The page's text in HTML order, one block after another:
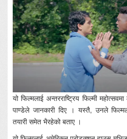
यो फिल्मलाई अन्तरराष्ट्रिय फिल्मी
पाण्डेले जानकारी दिए । यस्तै, उनले
तयारी समेत भैरहेको बताए ।